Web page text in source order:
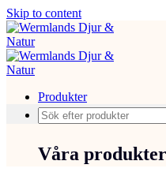
Skip to content
Produkter
Våra produkter